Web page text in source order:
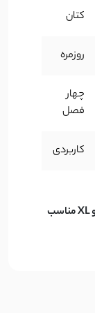
کتان
روزمره
چهار
فصل
کاربردی
پارچه کتان نخ وارداتی است. سایزبندی S و M و XL مناسب